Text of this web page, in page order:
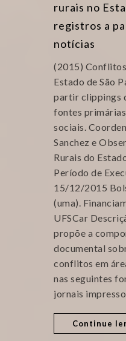
rurais no
registros a
notícias
(2015)
Estado de São
partir clippings
fontes
sociais.
Sanchez e
Rurais do
Período de
15/12/2015
(uma).
UFSCar
propõe a
documental
conflitos em
nas seguintes
jornais
Continue